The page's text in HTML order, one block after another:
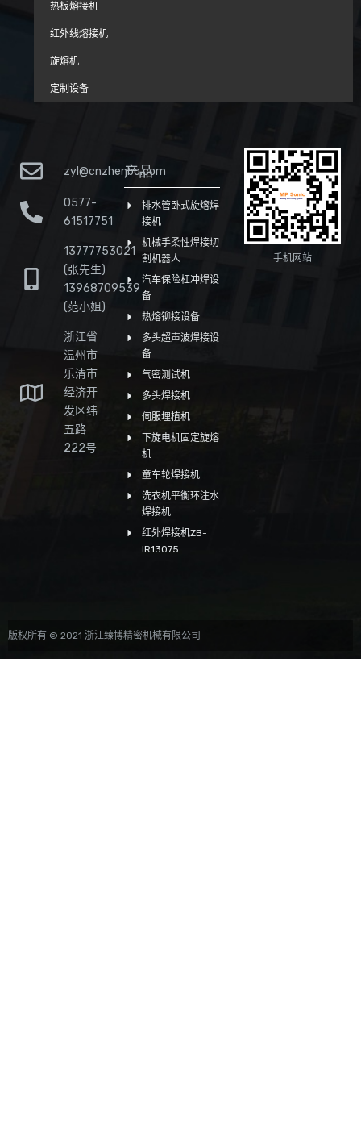
热板熔接机
红外线熔接机
旋熔机
定制设备
zyl@cnzhenbo.com
0577-
61517751
13777753021
(张先生)
13968709539
(范小姐)
浙江省
温州市
乐清市
经济开
发区纬
五路
222号
产品
排水管卧式旋熔焊
接机
机械手柔性焊接切
割机器人
汽车保险杠冲焊设
备
热熔铆接设备
多头超声波焊接设
备
气密测试机
多头焊接机
伺服埋植机
下旋电机固定旋熔
机
童车轮焊接机
洗衣机平衡环注水
焊接机
红外焊接机ZB-
IR13075
手机网站
版权所有 © 2021 浙江臻博精密机械有限公司